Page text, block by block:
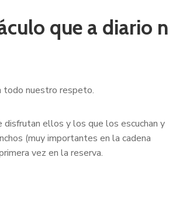
que a diario n
todo nuestro respeto.
disfrutan ellos y los que los escuchan y
(muy importantes en la cadena
vez en la reserva.